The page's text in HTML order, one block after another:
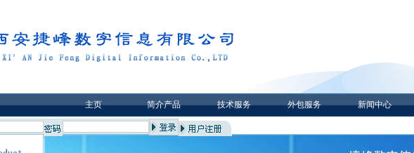
主页 简介产品 技术服务 外包服务 新闻中心